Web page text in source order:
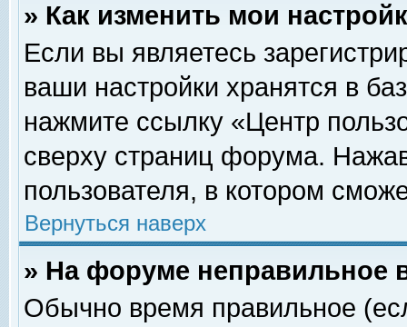
» Как изменить мои
Если вы являетесь
ваши настройки хранятся в
нажмите ссылку «Центр
сверху страниц форума.
пользователя, в котором
Вернуться наверх
» На форуме неправильное
Обычно время правильное